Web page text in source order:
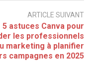
ARTICLE SUIVANT
5 astuces Canva pour
les professionnels
marketing à planifier
campagnes en 2025